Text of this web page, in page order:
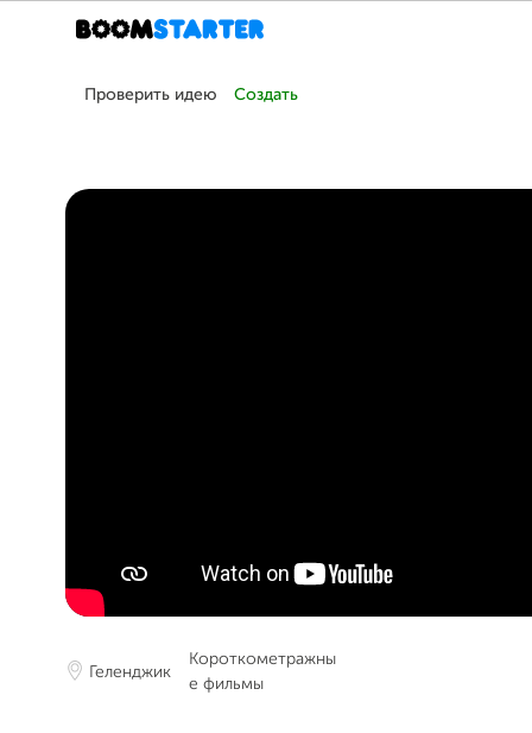
Проверить идею Создать
Геленджик
Короткометражны
е фильмы